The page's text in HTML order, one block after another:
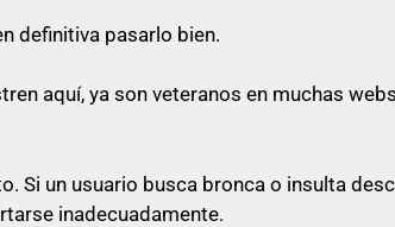
no poner el enlace ni a la vista, ni
con un comentario decente y
el enlace», ni nada parecido a
definitiva pasarlo bien.
aquí, ya son veteranos en muchas
Si un usuario busca bronca o insulta
inadecuadamente.